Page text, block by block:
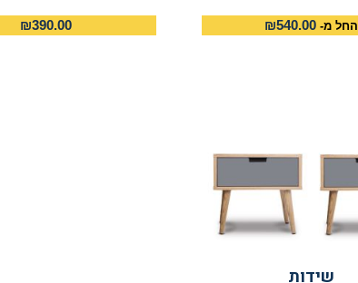
החל מ- ₪540.00
₪390.00
שידות